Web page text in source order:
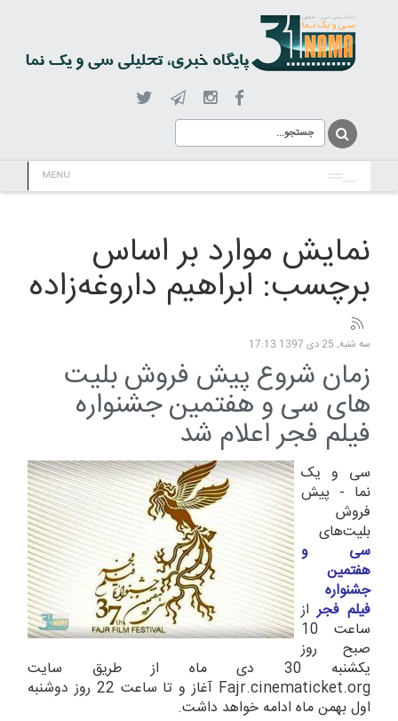
MENU
نمایش موارد بر اساس
برچسب: ابراهیم داروغه‌­زاده
سه شنبه, 25 دی 1397 17:13
زمان شروع پیش فروش بلیت
های سی و هفتمین جشنواره
فیلم فجر اعلام شد
سی و یک
نما - پیش
فروش
بلیت‌های
سی و
هفتمین
جشنواره
فیلم فجراز
ساعت 10
صبح روز
یکشنبه 30 دی ماه از طریق سایت
Fajr.cinematicket.org آغاز و تا ساعت 22 روز دوشنبه
اول بهمن ماه ادامه خواهد داشت.